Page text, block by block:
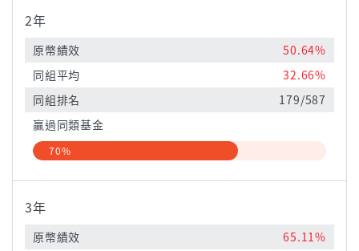
2年
原幣績效
50.64%
同組平均
32.66%
同組排名
179/587
贏過同類基金
70%
3年
原幣績效
65.11%